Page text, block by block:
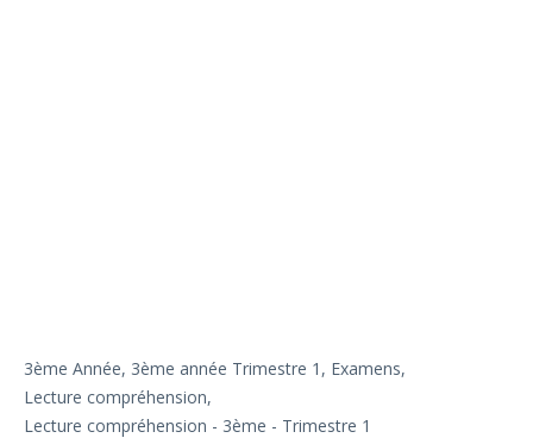
3ème Année, 3ème année Trimestre 1, Examens,
Lecture compréhension,
Lecture compréhension - 3ème - Trimestre 1